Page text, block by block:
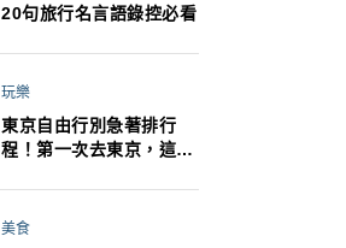
20句旅行名言語錄控必看
玩樂
東京自由行別急著排行
程！第一次去東京，這10
美食